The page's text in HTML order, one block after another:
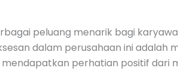
peluang menarik bagi
dalam perusahaan ini
perhatian positif dari